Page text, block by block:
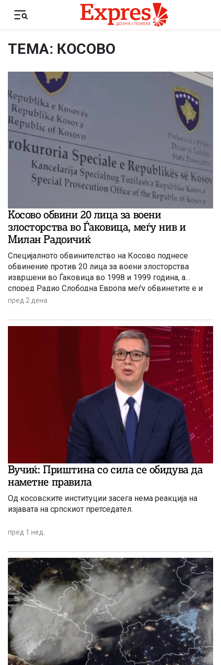
Menu
ТЕМА: КОСОВО
Косово обвини 20 лица за воени
злосторства во Ѓаковица, меѓу нив и
Милан Радоичиќ
Специјалното обвинителство на Косово поднесе
обвинение против 20 лица за воени злосторства
извршени во Ѓаковица во 1998 и 1999 година, а
според Радио Слободна Европа меѓу обвинетите е и
поранешниот потпретседател на Српска листа, Милан
пред 2 дена
Вучиќ: Приштина со сила се обидува да
наметне правила
Од косовските институции засега нема реакција на
изјавата на српскиот претседател.
пред 1 нед.